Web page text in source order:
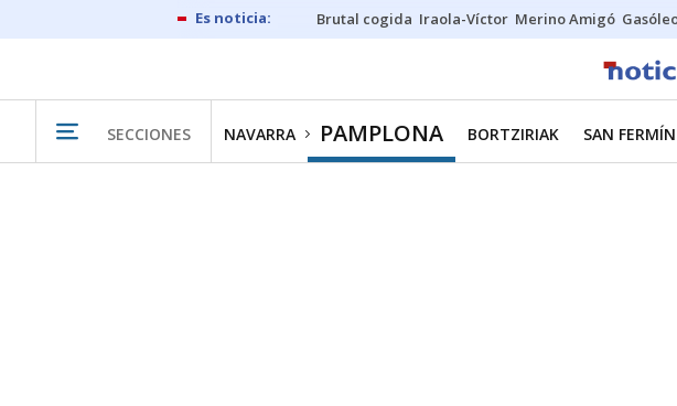
Brutal cogida Iraola-Víctor Merino Amigó
SECCIONES NAVARRA PAMPLONA BORTZIRIAK SAN FERMÍN